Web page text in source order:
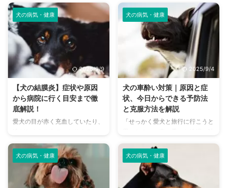
犬の病気・健康
2025/9/9
【犬の結膜炎】症状や原因
から病院に行く目安まで徹
底解説！
愛犬の目が赤く充血していたり、
心配になりますよね。その症状、
もしかしたら「結膜炎」かもしれ
ません。結膜炎は犬によく見られ
る目の病気ですが、原因や症状は
さまざまです。 この記事では、
犬の病気・健康
2025/9/4
犬の車酔い対策｜原因と症
状、今日からできる予防法
と克服方法を解説
「せっかく愛犬と旅行に行こうと
いてしまった…」「車に乗るのを
嫌がるようになってしまった」…
愛犬とのドライブを楽しみにして
いたのに、車酔いをしてしまって
残念な思いをした経験はありませ
犬の病気・健康 犬の病気・健康